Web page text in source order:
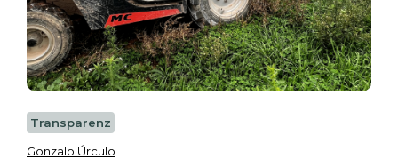
Transparenz
Gonzalo Úrculo